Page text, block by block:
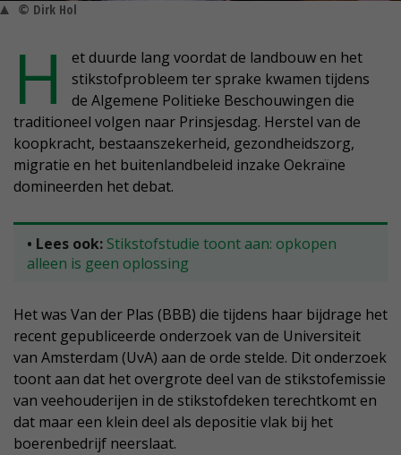
© Dirk Hol
H
et duurde lang voordat de landbouw en het
stikstofprobleem ter sprake kwamen tijdens
de Algemene Politieke Beschouwingen die
traditioneel volgen naar Prinsjesdag. Herstel van de
koopkracht, bestaanszekerheid, gezondheidszorg,
migratie en het buitenlandbeleid inzake Oekraïne
domineerden het debat.
• Lees ook: Stikstofstudie toont aan: opkopen
alleen is geen oplossing
Het was Van der Plas (BBB) die tijdens haar bijdrage het
recent gepubliceerde onderzoek van de Universiteit
van Amsterdam (UvA) aan de orde stelde. Dit onderzoek
toont aan dat het overgrote deel van de stikstofemissie
van veehouderijen in de stikstofdeken terechtkomt en
dat maar een klein deel als depositie vlak bij het
boerenbedrijf neerslaat.